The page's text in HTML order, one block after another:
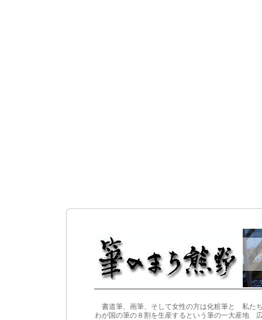
書道筆、画筆、そして女性の方は化粧筆と 私た
わが国の筆の８割を生産するという筆の一大産地